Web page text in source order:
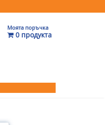
Моята поръчка
0 продукта